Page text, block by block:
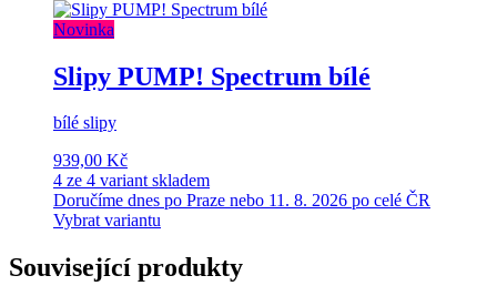
Novinka
Slipy PUMP! Spectrum bílé
bílé slipy
939,00 Kč
4 ze 4 variant skladem
Doručíme dnes po Praze nebo 11. 8. 2026 po celé ČR
Vybrat variantu
Související produkty